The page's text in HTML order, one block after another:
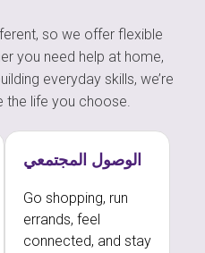
so we offer flexible
you need help at home,
everyday skills, we’re
the life you choose.
الوصول المجتمعي
Go shopping, run
errands, feel
connected, and stay